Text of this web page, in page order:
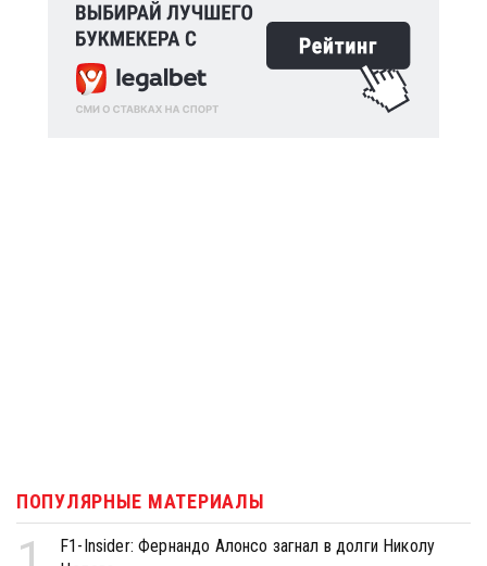
ПОПУЛЯРНЫЕ МАТЕРИАЛЫ
F1-Insider: Фернандо Алонсо загнал в долги Николу